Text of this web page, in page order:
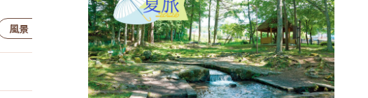
風景・景色 名所・旧跡 温泉・スパ その他施設